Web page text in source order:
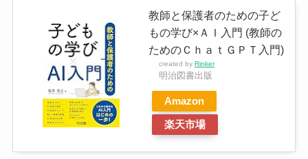
教師と保護者のための子ど
もの学び×ＡＩ入門 (教師の
ためのＣｈａｔＧＰＴ入門)
created by Rinker
明治図書出版
Amazon
楽天市場